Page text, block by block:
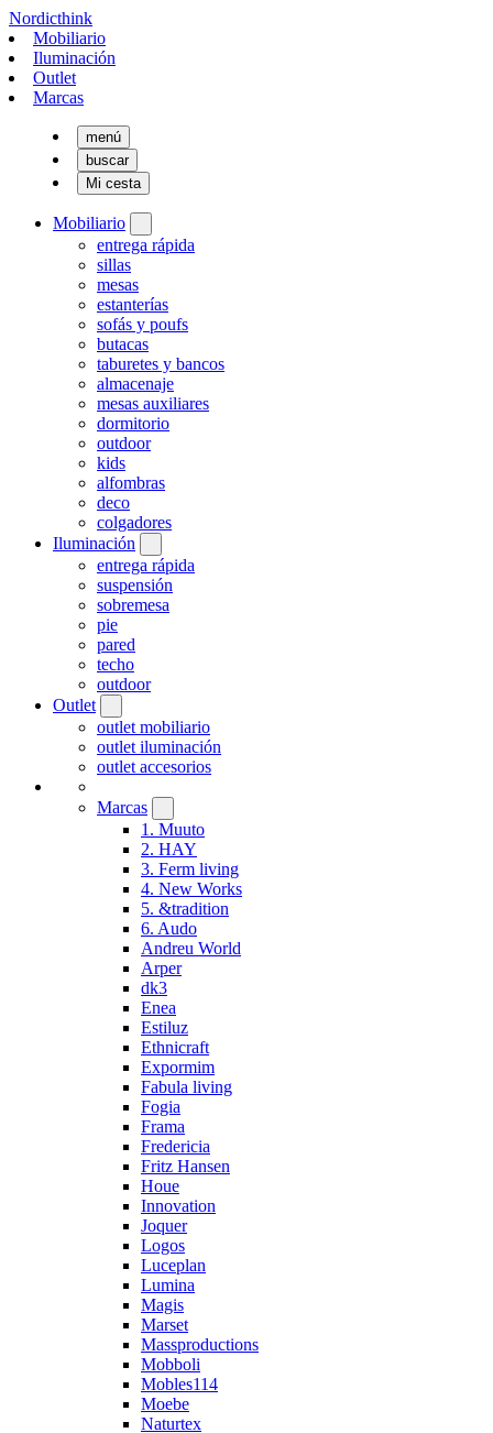
Nordicthink
Mobiliario
Iluminación
Outlet
Marcas
menú
buscar
Mi cesta
Mobiliario
entrega rápida
sillas
mesas
estanterías
sofás y poufs
butacas
taburetes y bancos
almacenaje
mesas auxiliares
dormitorio
outdoor
kids
alfombras
deco
colgadores
Iluminación
entrega rápida
suspensión
sobremesa
pie
pared
techo
outdoor
Outlet
outlet mobiliario
outlet iluminación
outlet accesorios
Marcas
1. Muuto
2. HAY
3. Ferm living
4. New Works
5. &tradition
6. Audo
Andreu World
Arper
dk3
Enea
Estiluz
Ethnicraft
Expormim
Fabula living
Fogia
Frama
Fredericia
Fritz Hansen
Houe
Innovation
Joquer
Logos
Luceplan
Lumina
Magis
Marset
Massproductions
Mobboli
Mobles114
Moebe
Naturtex